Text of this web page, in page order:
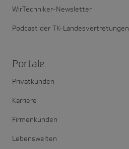
WirTechniker-Newsletter
Podcast der TK-Landesvertretungen
Portale
Privatkunden
Karriere
Firmenkunden
Lebenswelten